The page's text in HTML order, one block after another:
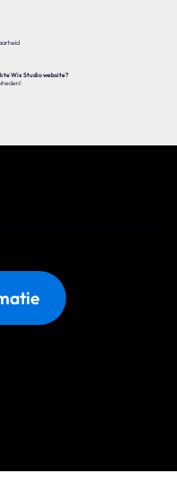
Wix Studio website?
ben je niet 100% tevreden, kies dan voor ons Wix